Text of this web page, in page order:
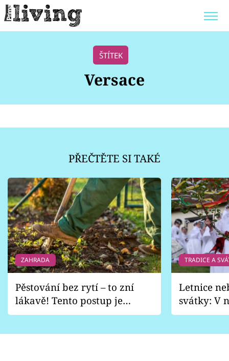
POKOJOVÉ KVĚTINY
ZAHRADA
Témata
Zahrada
Design
Sledujte prima+
Přihlášení
Sledujte nás
ŠTÍTEK
Versace
PŘEČTĚTE SI TAKÉ
ZAHRADA
Pěstování bez rytí – to zní
lákavě! Tento postup je
vhodný jen pro některé
TRADICE A
Letnice
svátky: V
pondělí